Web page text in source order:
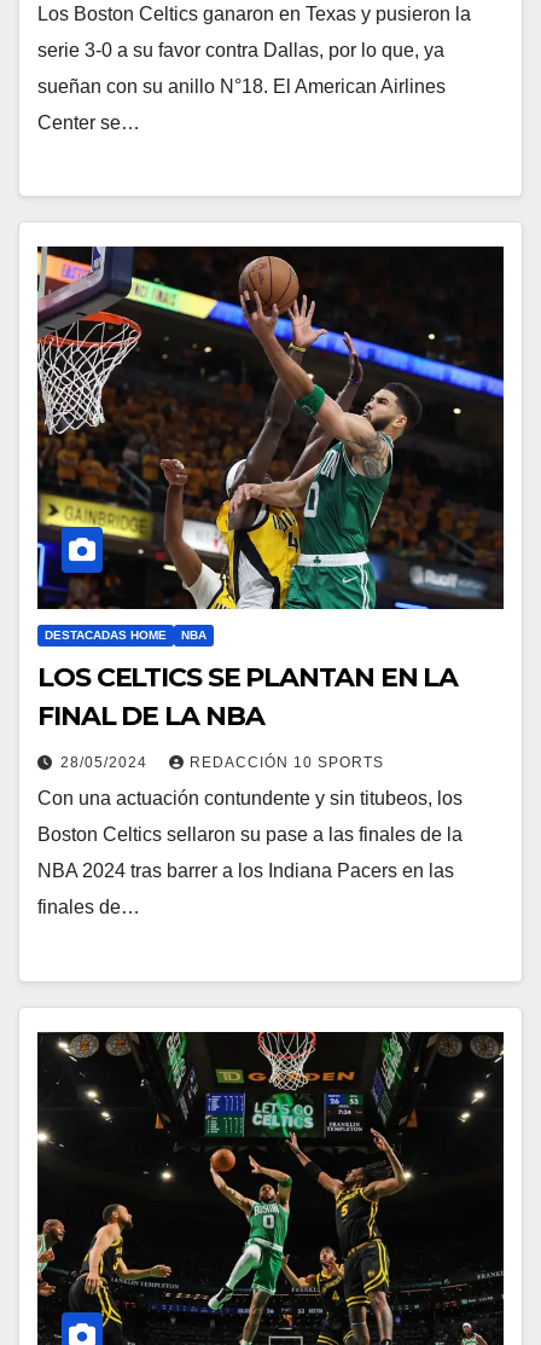
Los Boston Celtics ganaron en Texas y pusieron la
serie 3-0 a su favor contra Dallas, por lo que, ya
sueñan con su anillo N°18. El American Airlines
Center se…
DESTACADAS HOME NBA
LOS CELTICS SE PLANTAN EN LA
FINAL DE LA NBA
28/05/2024 REDACCIÓN 10 SPORTS
Con una actuación contundente y sin titubeos, los
Boston Celtics sellaron su pase a las finales de la
NBA 2024 tras barrer a los Indiana Pacers en las
finales de…